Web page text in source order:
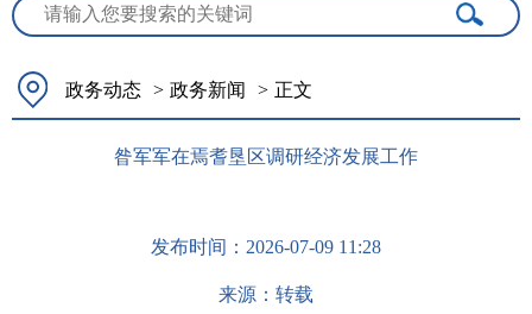
政务动态 > 政务新闻 > 正文
昝军军在焉耆垦区调研经济发展工作
发布时间： 2026-07-09 11:28
来源： 转载